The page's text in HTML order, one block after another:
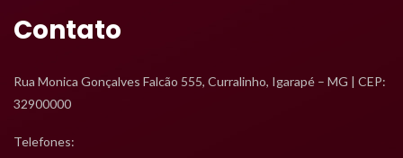
Contato
Rua Monica Gonçalves Falcão 555, Curralinho, Igarapé – MG | CEP:
32900000
Telefones: